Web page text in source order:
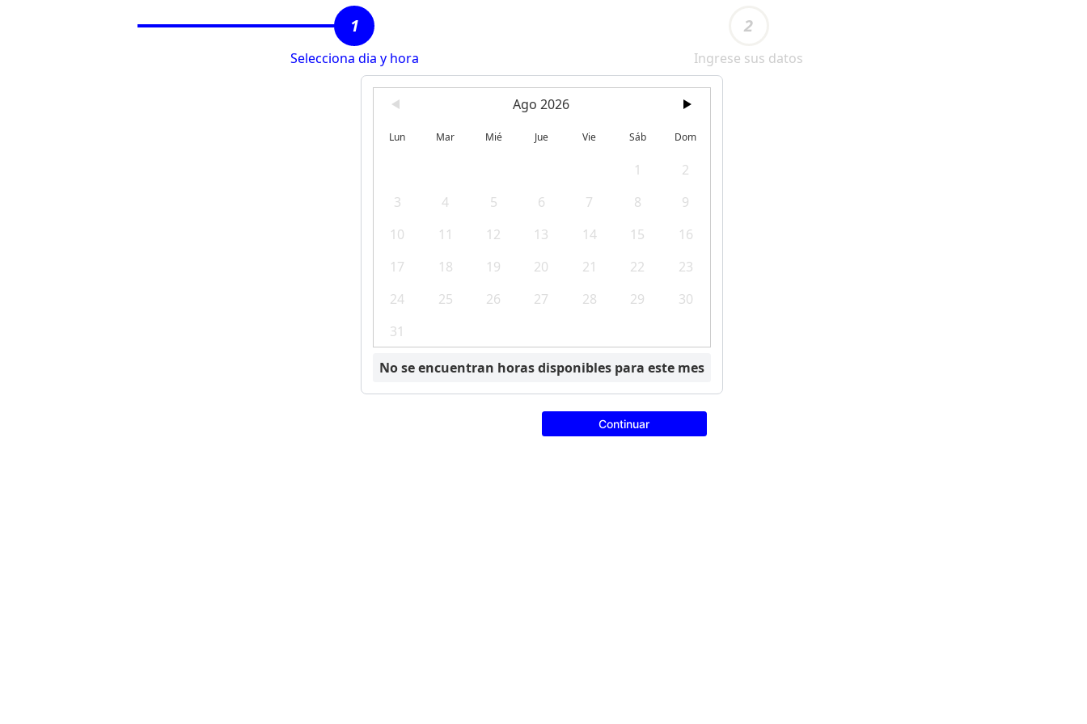
1
Selecciona dia y hora
2
Ingrese sus datos
Ago 2026
Lun Mar Mié Jue Vie Sáb Dom
1
2
3
4 5 6 7 8
9
10
11 12 13 14 15
16
17
18 19 20 21 22
23
24
25 26 27 28 29
30
31
No se encuentran horas disponibles para este mes
Continuar